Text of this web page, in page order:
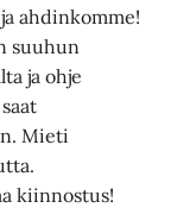
ahdinkomme!
suuhun
ja ohje
Mieti
kiinnostus!